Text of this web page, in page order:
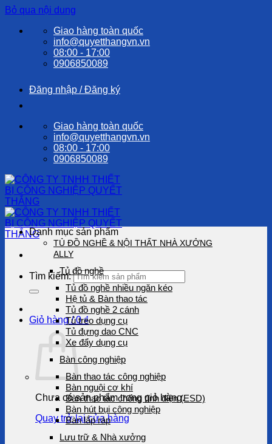
Bỏ qua nội dung
Giao hàng toàn quốc
info@quyetthangvn.vn
08:00 - 17:00
0906850089
Đăng nhập / Đăng ký
Giao hàng toàn quốc
info@quyetthangvn.vn
08:00 - 17:00
0906850089
Tìm kiếm:
Giỏ hàng /0₫
Chưa có sản phẩm trong giỏ hàng.
Quay trở lại cửa hàng
Danh mục sản phẩm
TỦ ĐỒ NGHỀ & NỘI THẤT NHÀ XƯỞNG
ALLY
Tủ đồ nghề
Tủ đồ nghề nhiều ngăn kéo
Hệ tủ & Bàn thao tác
Tủ đồ nghề 2 cánh
Tủ treo dụng cụ
Tủ đựng dao CNC
Xe đẩy dụng cụ
Bàn công nghiệp
Bàn thao tác công nghiệp
Bàn nguội cơ khí
Bàn thao tác chống tĩnh điện (ESD)
Bàn hút bụi công nghiệp
Bàn lắp ráp
Lưu trữ & Nhà xưởng